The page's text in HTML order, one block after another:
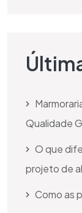
Qualidade
O que
projeto de
Como as